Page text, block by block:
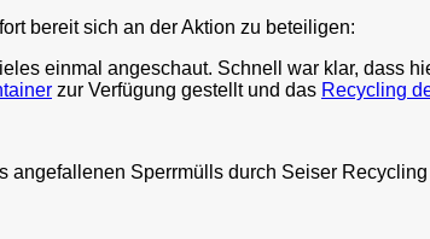
bereit sich an der Aktion zu beteiligen:
einmal angeschaut. Schnell war klar, dass
zur Verfügung gestellt und das Recycling
angefallenen Sperrmülls durch Seiser Recycling